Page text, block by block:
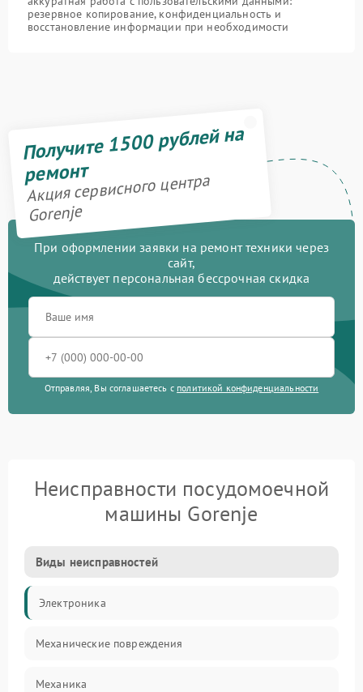
резервное копирование, конфиденциальность и
восстановление информации при необходимости
Получите 1500 рублей на
ремонт
Акция сервисного центра
Gorenje
При оформлении заявки на ремонт техники через
сайт,
действует персональная бессрочная скидка
Отправляя, Вы соглашаетесь с политикой конфиденциальности
Неисправности посудомоечной
машины Gorenje
Виды неисправностей
Электроника
Механические повреждения
Механика